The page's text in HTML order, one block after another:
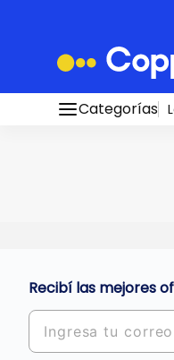
Promociones
Conocé todos
Categorías
Recibí las mejores